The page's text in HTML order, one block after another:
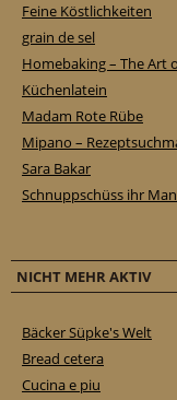
Feine Köstlichkeiten
grain de sel
Homebaking – The Art
Küchenlatein
Madam Rote Rübe
Mipano –
Sara Bakar
Schnuppschüss ihr
NICHT MEHR AKTIV
Bäcker Süpke's Welt
Bread cetera
Cucina e piu